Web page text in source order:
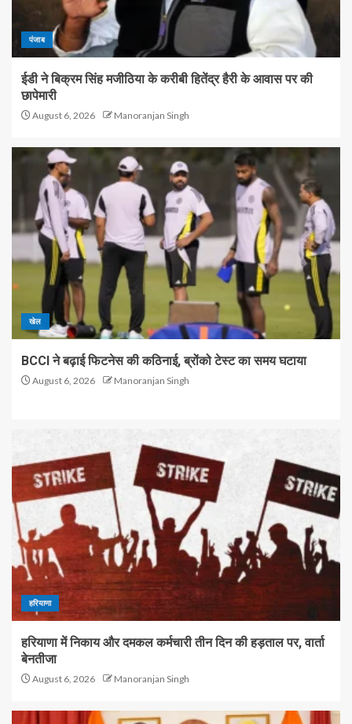
पंजाब
ईडी ने बिक्रम सिंह मजीठिया के करीबी हितेंद्र हैरी के आवास पर की
छापेमारी
August 6, 2026 Manoranjan Singh
खेल
BCCI ने बढ़ाई फिटनेस की कठिनाई, ब्रोंको टेस्ट का समय घटाया
August 6, 2026 Manoranjan Singh
हरियाणा
हरियाणा में निकाय और दमकल कर्मचारी तीन दिन की हड़ताल पर, वार्ता
बेनतीजा
August 6, 2026 Manoranjan Singh